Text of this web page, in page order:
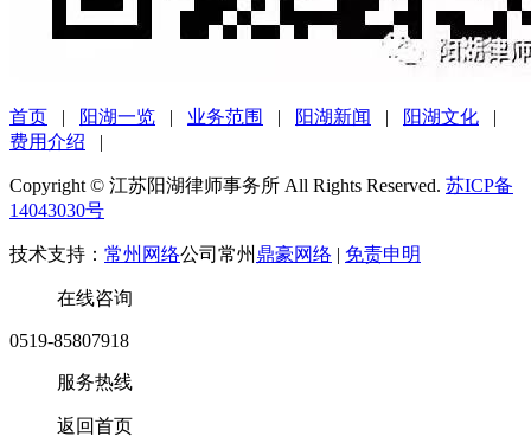
首页 | 阳湖一览 | 业务范围 | 阳湖新闻 | 阳湖文化 |
费用介绍 |
Copyright © 江苏阳湖律师事务所 All Rights Reserved. 苏ICP备
14043030号
技术支持： 常州网络公司常州 鼎豪网络 | 免责申明
在线咨询
0519-85807918
服务热线
返回首页